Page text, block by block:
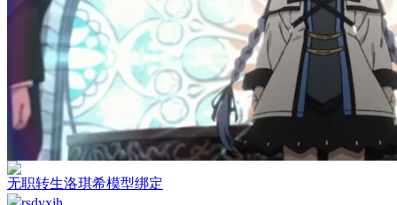
无职转生洛琪希模型绑定